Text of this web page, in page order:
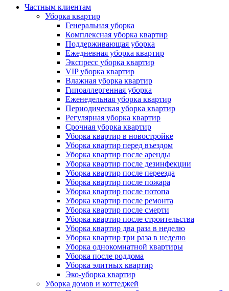
Частным клиентам
Уборка квартир
Генеральная уборка
Комплексная уборка квартир
Поддерживающая уборка
Ежедневная уборка квартир
Экспресс уборка квартир
VIP уборка квартир
Влажная уборка квартир
Гипоаллергенная уборка
Еженедельная уборка квартир
Периодическая уборка квартир
Регулярная уборка квартир
Срочная уборка квартир
Уборка квартир в новостройке
Уборка квартир перед въездом
Уборка квартир после аренды
Уборка квартир после дезинфекции
Уборка квартир после переезда
Уборка квартир после пожара
Уборка квартир после потопа
Уборка квартир после ремонта
Уборка квартир после смерти
Уборка квартир после строительства
Уборка квартир два раза в неделю
Уборка квартир три раза в неделю
Уборка однокомнатной квартиры
Уборка после роддома
Уборка элитных квартир
Эко-уборка квартир
Уборка домов и коттеджей